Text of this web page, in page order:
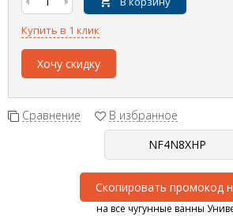
Купить в 1 клик
Хочу скидку
Сравнение В избранное
Скопировать промокод
на все чугунные ванны